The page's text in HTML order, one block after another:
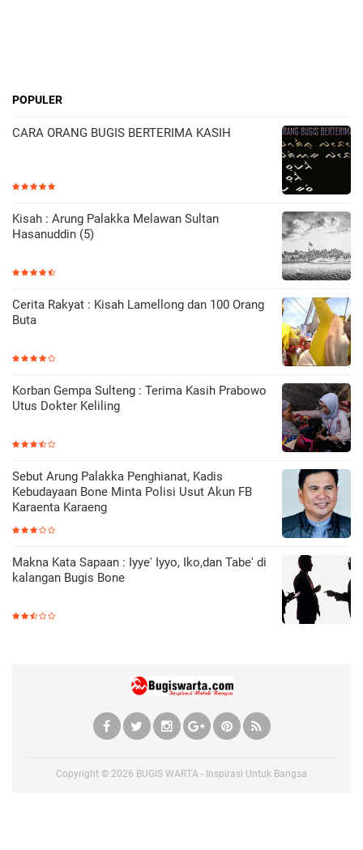
POPULER
CARA ORANG BUGIS BERTERIMA KASIH
Kisah : Arung Palakka Melawan Sultan
Hasanuddin (5)
Cerita Rakyat : Kisah Lamellong dan 100 Orang
Buta
Korban Gempa Sulteng : Terima Kasih Prabowo
Utus Dokter Keliling
Sebut Arung Palakka Penghianat, Kadis
Kebudayaan Bone Minta Polisi Usut Akun FB
Karaenta Karaeng
Makna Kata Sapaan : Iyye' Iyyo, Iko,dan Tabe' di
kalangan Bugis Bone
Copyright © 2026 BUGIS WARTA - Inspirasi Untuk Bangsa